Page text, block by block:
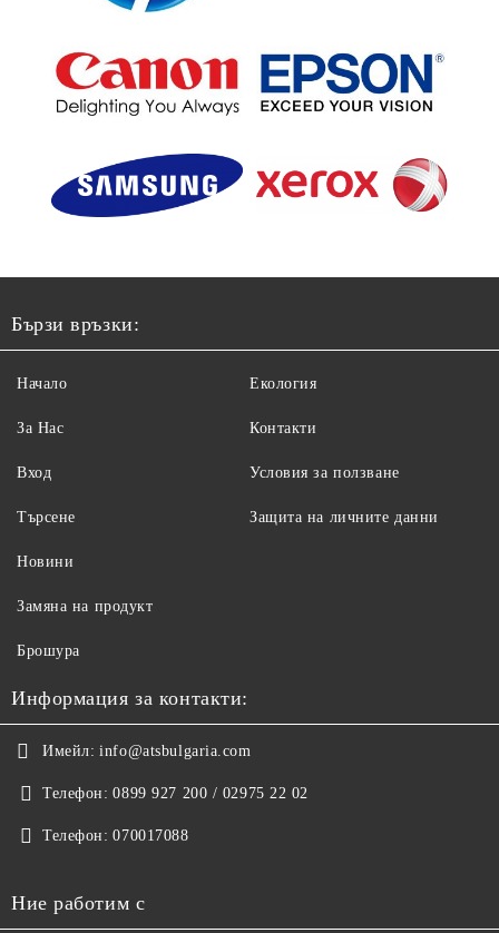
Бързи връзки:
Начало
За Нас
Вход
Търсене
Екология
Контакти
Условия за ползване
Защита на личните данни
Новини
Замяна на продукт
Брошура
Информация за контакти:
Имейл: info@atsbulgaria.com
Телефон: 0899 927 200 / 02975 22 02
Телефон: 070017088
Ние работим с